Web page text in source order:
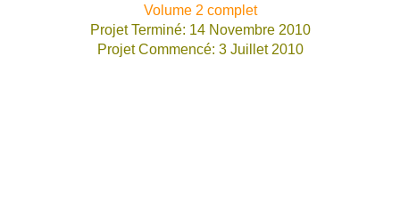
Volume 2 complet
Projet Terminé: 14 Novembre 2010
Projet Commencé: 3 Juillet 2010